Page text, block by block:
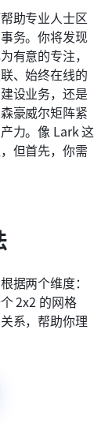
助专业人士区
务。你将发现
有意的专注，
、始终在线的
设业务，还是
豪威尔矩阵紧
力。像 Lark 这
但首先，你需
据两个维度：
2x2 的网格
系，帮助你理
的演变